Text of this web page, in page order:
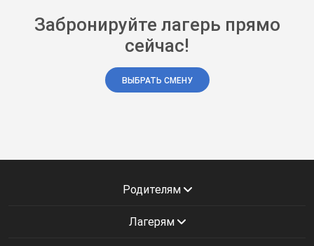
Забронируйте лагерь прямо
сейчас!
ВЫБРАТЬ СМЕНУ
Родителям
Лагерям